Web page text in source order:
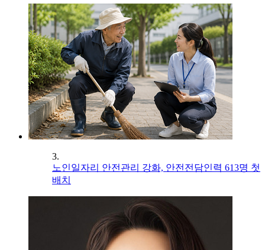
3.
노인일자리 안전관리 강화, 안전전담인력 613명 첫
배치